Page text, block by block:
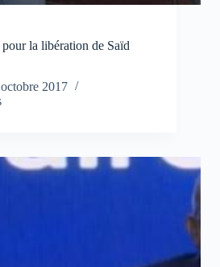
la libération de Saïd
2017